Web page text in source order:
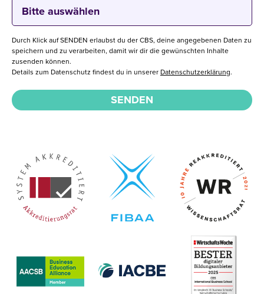
Durch Klick auf SENDEN erlaubst du der CBS, deine angegebenen Daten zu
speichern und zu verarbeiten, damit wir dir die gewünschten Inhalte
zusenden können.
Details zum Datenschutz findest du in unserer Datenschutzerklärung.